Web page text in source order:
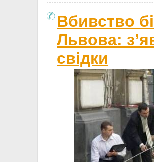
Вбивство
Львова:
свідки